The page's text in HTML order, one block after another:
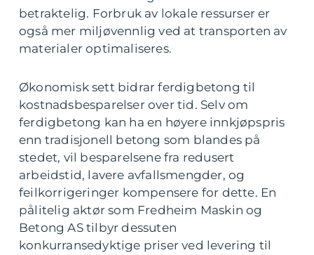
betraktelig. Forbruk av lokale ressurser er
også mer miljøvennlig ved at transporten av
materialer optimaliseres.
Økonomisk sett bidrar ferdigbetong til
kostnadsbesparelser over tid. Selv om
ferdigbetong kan ha en høyere innkjøpspris
enn tradisjonell betong som blandes på
stedet, vil besparelsene fra redusert
arbeidstid, lavere avfallsmengder, og
feilkorrigeringer kompensere for dette. En
pålitelig aktør som Fredheim Maskin og
Betong AS tilbyr dessuten
konkurransedyktige priser ved levering til